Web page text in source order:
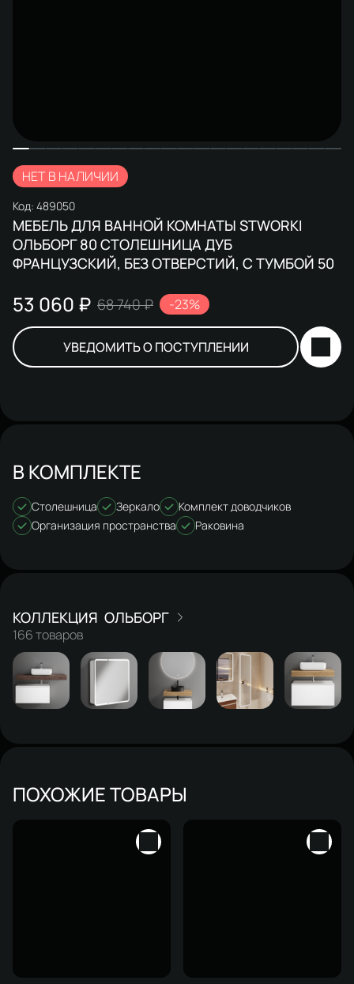
НЕТ В НАЛИЧИИ
Код: 489050
МЕБЕЛЬ ДЛЯ ВАННОЙ КОМНАТЫ STWORKI
ОЛЬБОРГ 80 СТОЛЕШНИЦА ДУБ
ФРАНЦУЗСКИЙ, БЕЗ ОТВЕРСТИЙ, С ТУМБОЙ 50
53 060 ₽ 68 740 ₽ -23%
УВЕДОМИТЬ О ПОСТУПЛЕНИИ
В КОМПЛЕКТЕ
Столешница Зеркало
Комплект доводчиков
Организация пространства
Раковина
ОЛЬБОРГ
166 товаров
ПОХОЖИЕ ТОВАРЫ